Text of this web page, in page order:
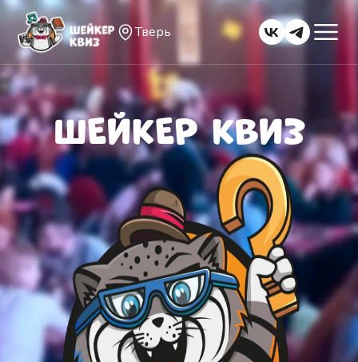
Тверь
ШЕЙКЕР КВИЗ